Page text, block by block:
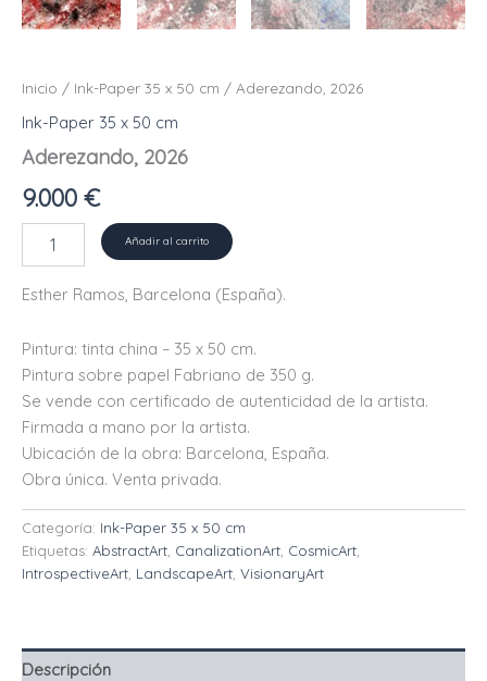
Inicio / Ink-Paper 35 x 50 cm / Aderezando, 2026
Ink-Paper 35 x 50 cm
Aderezando, 2026
9.000 €
Aderezando,
2026
Añadir al carrito
Esther Ramos, Barcelona (España).
Pintura: tinta china – 35 x 50 cm.
Pintura sobre papel Fabriano de 350 g.
Se vende con certificado de autenticidad de la artista.
Firmada a mano por la artista.
Ubicación de la obra: Barcelona, ​​España.
Obra única. Venta privada.
Categoría: Ink-Paper 35 x 50 cm
Etiquetas: AbstractArt CanalizationArt CosmicArt
IntrospectiveArt LandscapeArt VisionaryArt
Descripción